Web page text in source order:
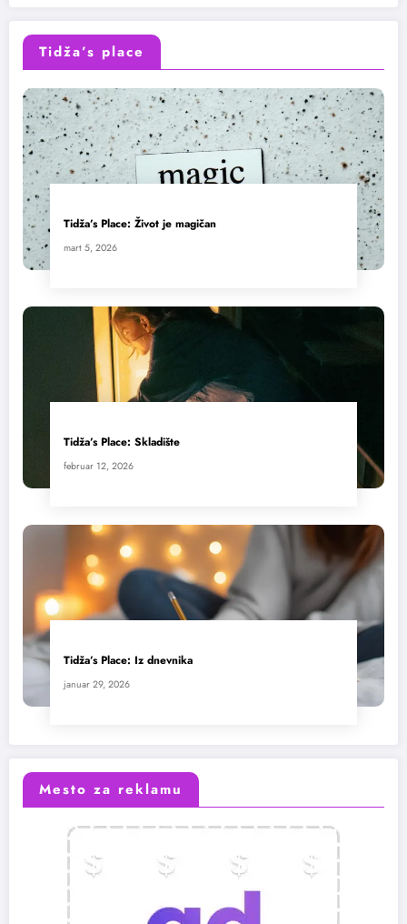
Tidža’s place
Tidža’s Place: Život je magičan
mart 5, 2026
Tidža’s Place: Skladište
februar 12, 2026
Tidža’s Place: Iz dnevnika
januar 29, 2026
Mesto za reklamu